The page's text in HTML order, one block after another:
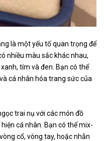
là một yếu tố quan trọng để
nhiều màu sắc khác nhau,
tím và đen. Bạn có thể
cá nhân hóa trang sức của
trai nụ với các món đồ
cá nhân. Bạn có thể mix-
cổ, vòng tay, hoặc nhẫn